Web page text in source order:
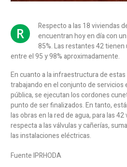
R
Respecto a las 18 viviendas
encuentran hoy en día con
85%. Las restantes 42
entre el 95 y 98% aproximadamente.
En cuanto a la infraestructura de
trabajando en el conjunto de servicios
pública, se ejecutan los cordones
punto de ser finalizados. En tanto,
las obras en la red de agua, para las
respecta a las válvulas y cañerías,
las instalaciones eléctricas.
Fuente IPRHODA